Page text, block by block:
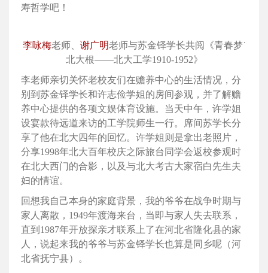
寿哲学吧！
李咏梅老师、 谢广明老师与苏金铎学长共阅《青春梦˙
北大根——北大工学1910-1952》
李老师亲切关怀老校友们在赡养中心的生活情况，分
别到苏金铎学长和许志俭学姐的房间参观，并了解赡
养中心提供的各项文娱体育设施。当天中午，许学姐
设宴款待远道来访的工学院师生一行。席间苏学长分
享了他在北大四年的回忆。许学姐则是拿出老照片，
分享1998年北大百年校庆之际旅台同学会返校参观时
在北大西门的合影，以及与北大考古大家宿白先生夫
妇的情谊。
回想我自己本身的家庭背景，我的爷爷在战争时期与
家人离散，1949年渡海来台，当即与家人失去联系，
直到1987年开放探亲才联系上了在河北省隆化县的家
人，说起来我的爷爷与苏金铎学长也算是同乡呢（河
北省抚宁县）。